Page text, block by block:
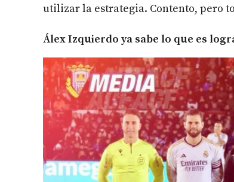
utilizar la estrategia. Contento, pero
Álex Izquierdo ya sabe lo que es